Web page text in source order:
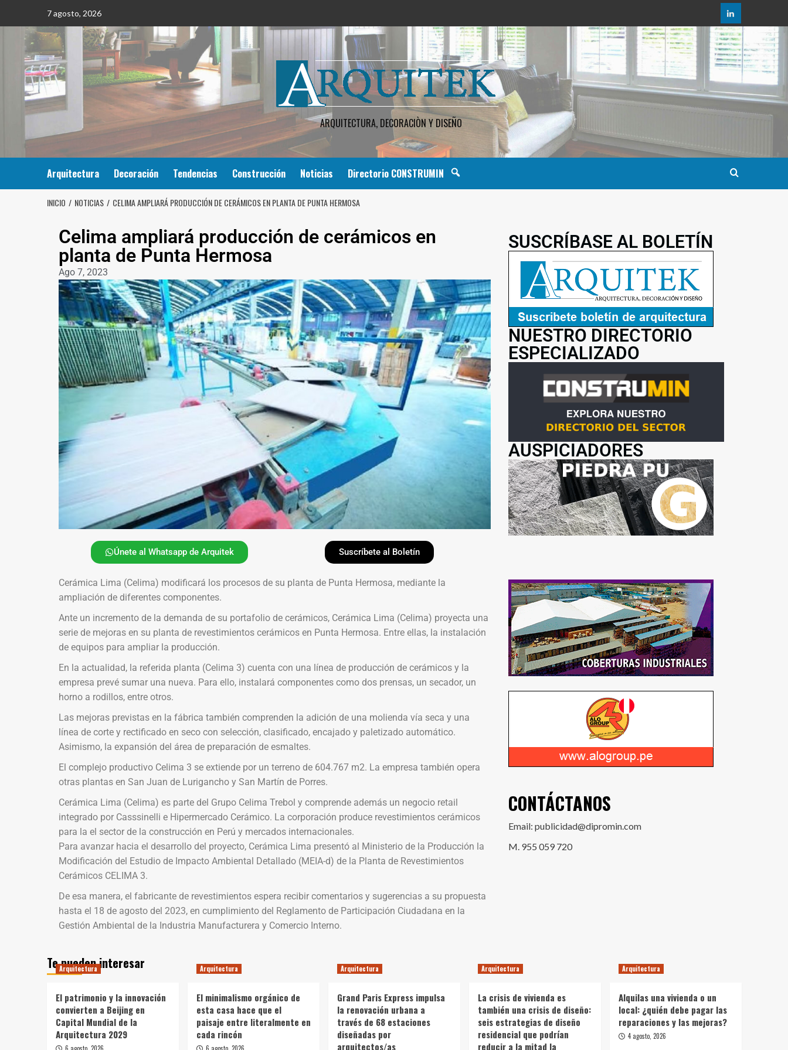
7 agosto, 2026
ARQUITECTURA, DECORACIÒN Y DISEÑO
Arquitectura Decoración Tendencias Construcción Noticias Directorio CONSTRUMIN
INICIO NOTICIAS CELIMA AMPLIARÁ PRODUCCIÓN DE CERÁMICOS EN PLANTA DE PUNTA HERMOSA
Celima ampliará producción de cerámicos en
planta de Punta Hermosa
Ago 7, 2023
Únete al Whatsapp de Arquitek Suscríbete al Boletín
Cerámica Lima (Celima) modificará los procesos de su planta de Punta Hermosa, mediante la
ampliación de diferentes componentes.
Ante un incremento de la demanda de su portafolio de cerámicos, Cerámica Lima (Celima) proyecta una
serie de mejoras en su planta de revestimientos cerámicos en Punta Hermosa. Entre ellas, la instalación
de equipos para ampliar la producción.
En la actualidad, la referida planta (Celima 3) cuenta con una línea de producción de cerámicos y la
empresa prevé sumar una nueva. Para ello, instalará componentes como dos prensas, un secador, un
horno a rodillos, entre otros.
Las mejoras previstas en la fábrica también comprenden la adición de una molienda vía seca y una
línea de corte y rectificado en seco con selección, clasificado, encajado y paletizado automático.
Asimismo, la expansión del área de preparación de esmaltes.
El complejo productivo Celima 3 se extiende por un terreno de 604.767 m2. La empresa también opera
otras plantas en San Juan de Lurigancho y San Martín de Porres.
Cerámica Lima (Celima) es parte del Grupo Celima Trebol y comprende además un negocio retail
integrado por Casssinelli e Hipermercado Cerámico. La corporación produce revestimientos cerámicos
para la el sector de la construcción en Perú y mercados internacionales.
Para avanzar hacia el desarrollo del proyecto, Cerámica Lima presentó al Ministerio de la Producción la
Modificación del Estudio de Impacto Ambiental Detallado (MEIA-d) de la Planta de Revestimientos
Cerámicos CELIMA 3.
De esa manera, el fabricante de revestimientos espera recibir comentarios y sugerencias a su propuesta
hasta el 18 de agosto del 2023, en cumplimiento del Reglamento de Participación Ciudadana en la
Gestión Ambiental de la Industria Manufacturera y Comercio Interno.
SUSCRÍBASE AL BOLETÍN
NUESTRO DIRECTORIO
ESPECIALIZADO
AUSPICIADORES
CONTÁCTANOS
Email: publicidad@dipromin.com
M. 955 059 720
Te pueden interesar
Arquitectura
El patrimonio y la innovación
convierten a Beijing en
Capital Mundial de la
Arquitectura 2029
Arquitectura
El minimalismo orgánico de
esta casa hace que el
paisaje entre literalmente en
cada rincón
Arquitectura
Grand Paris Express impulsa
la renovación urbana a
través de 68 estaciones
diseñadas por
arquitectos/as
Arquitectura
La crisis de vivienda es
también una crisis de diseño:
seis estrategias de diseño
residencial que podrían
reducir a la mitad la
Arquitectura
Alquilas una vivienda o un
local: ¿quién debe pagar las
reparaciones y las mejoras?
4 agosto, 2026